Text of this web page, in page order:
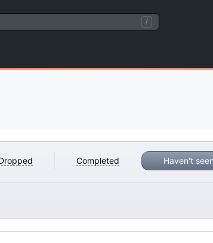
/
Completed Haven't